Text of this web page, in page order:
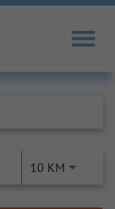
10 KM